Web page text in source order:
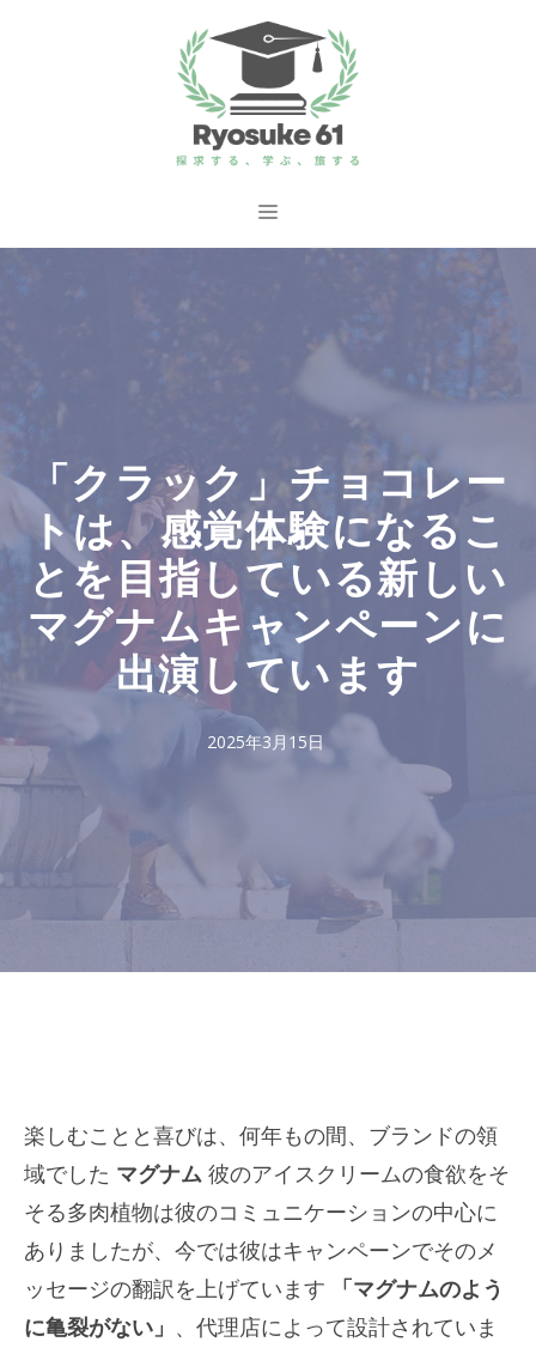
ス
メ
「クラック」チョコレー
トは、感覚体験になるこ
とを目指している新しい
マグナムキャンペーンに
出演しています
2025年3月15日
楽しむことと喜びは、何年もの間、ブランドの領
域でした マグナム 彼のアイスクリームの食欲をそ
そる多肉植物は彼のコミュニケーションの中心に
ありましたが、今では彼はキャンペーンでそのメ
ッセージの翻訳を上げています
「マグナムのよう
に亀裂がない」 、代理店によって設計されていま